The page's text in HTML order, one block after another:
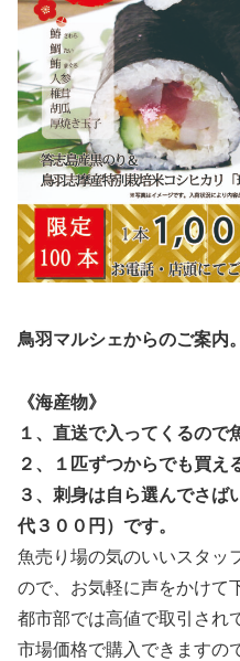
鳥羽マルシェからのご案内。
《海産物》
１、直送で入ってくるので
２、１匹ずつからでも買え
３、刺身は自ら選んでさば
代３００円）です。
魚売り場の気のいいスタッ
ので、お気軽に声をかけて
都市部では高値で取引され
市場価格で購入できますの